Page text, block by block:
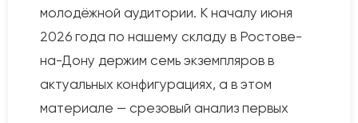
молодёжной аудитории. К началу июня
2026 года по нашему складу в Ростове-
на-Дону держим семь экземпляров в
актуальных конфигурациях, а в этом
материале — срезовый анализ первых